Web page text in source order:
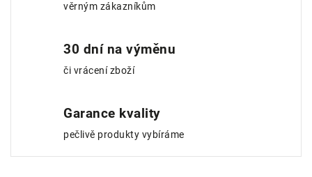
věrným zákazníkům
30 dní na výměnu
či vrácení zboží
Garance kvality
pečlivě produkty vybíráme